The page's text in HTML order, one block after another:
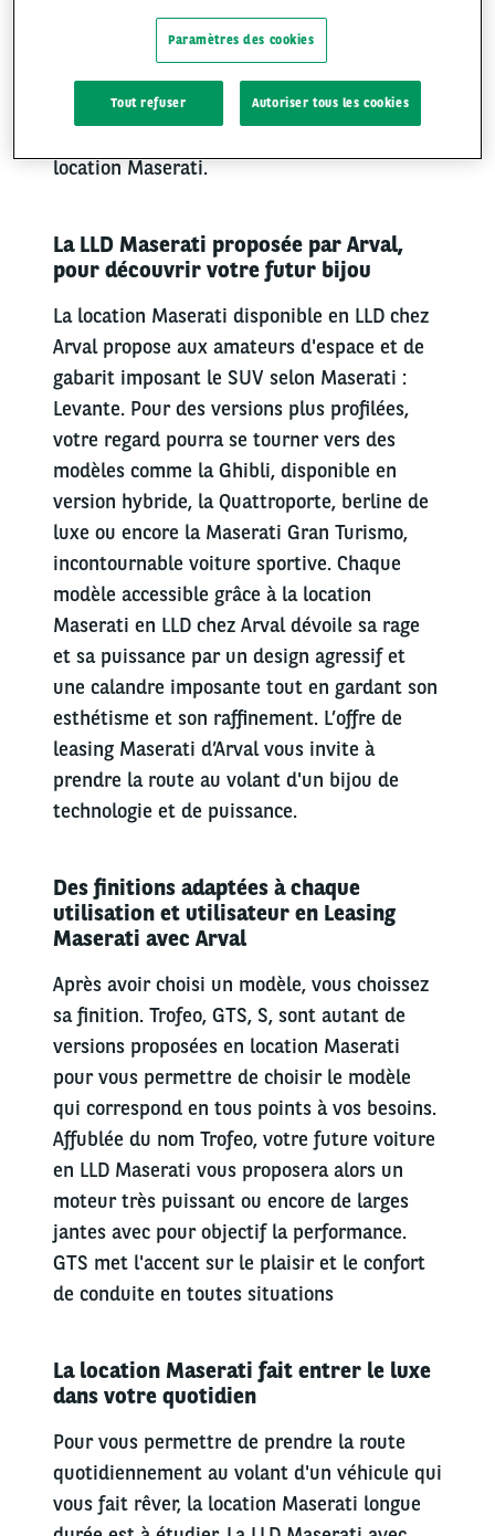
acérées, les véhicules Maserati qui
composent aujourd'hui la gamme sont le
l'univers automobile, ils vous sont
location Maserati.
La LLD Maserati proposée par Arval,
pour découvrir votre futur bijou
La location Maserati disponible en LLD chez
Arval propose aux amateurs d'espace et de
gabarit imposant le SUV selon Maserati :
Levante. Pour des versions plus profilées,
votre regard pourra se tourner vers des
modèles comme la Ghibli, disponible en
version hybride, la Quattroporte, berline de
luxe ou encore la Maserati Gran Turismo,
incontournable voiture sportive. Chaque
modèle accessible grâce à la location
Maserati en LLD chez Arval dévoile sa rage
et sa puissance par un design agressif et
une calandre imposante tout en gardant son
esthétisme et son raffinement. L’offre de
leasing Maserati d’Arval vous invite à
prendre la route au volant d'un bijou de
technologie et de puissance.
Des finitions adaptées à chaque
utilisation et utilisateur en Leasing
Maserati avec Arval
Après avoir choisi un modèle, vous choissez
sa finition. Trofeo, GTS, S, sont autant de
versions proposées en location Maserati
pour vous permettre de choisir le modèle
qui correspond en tous points à vos besoins.
Affublée du nom Trofeo, votre future voiture
en LLD Maserati vous proposera alors un
moteur très puissant ou encore de larges
jantes avec pour objectif la performance.
GTS met l'accent sur le plaisir et le confort
de conduite en toutes situations
La location Maserati fait entrer le luxe
dans votre quotidien
Pour vous permettre de prendre la route
quotidiennement au volant d'un véhicule qui
vous fait rêver, la location Maserati longue
Paramètres des cookies
Tout refuser Autoriser tous les cookies